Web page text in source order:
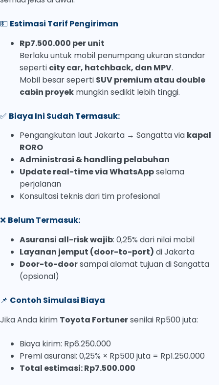
💵 Estimasi Tarif Pengiriman
Rp7.500.000 per unit
Berlaku untuk mobil penumpang ukuran standar
seperti city car, hatchback, dan MPV.
Mobil besar seperti SUV premium atau double
cabin proyek mungkin sedikit lebih tinggi.
✅ Biaya Ini Sudah Termasuk:
Pengangkutan laut Jakarta → Sangatta via kapal
RORO
Administrasi & handling pelabuhan
Update real-time via WhatsAppselama
perjalanan
Konsultasi teknis dari tim profesional
❌ Belum Termasuk:
Asuransi all-risk wajib: 0,25% dari nilai mobil
Layanan jemput (door-to-port) di Jakarta
Door-to-doorsampai alamat tujuan di Sangatta
(opsional)
📌 Contoh Simulasi Biaya
Jika Anda kirim Toyota Fortunersenilai Rp500 juta:
Biaya kirim: Rp6.250.000
Premi asuransi: 0,25% × Rp500 juta = Rp1.250.000
Total estimasi: Rp7.500.000